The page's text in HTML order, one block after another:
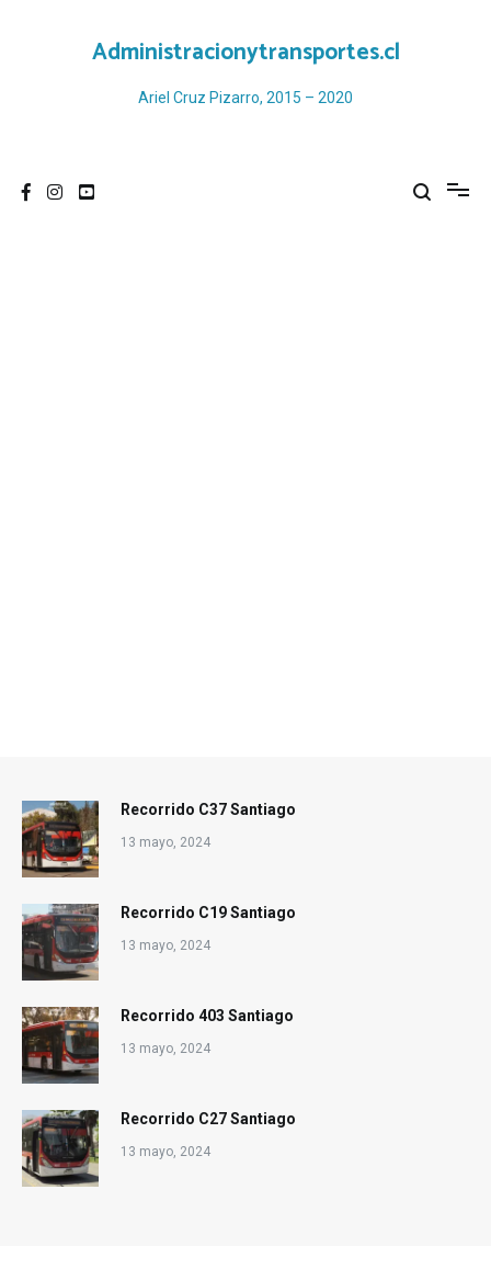
Administracionytransportes.cl
Ariel Cruz Pizarro, 2015 – 2020
Recorrido C37 Santiago
13 mayo, 2024
Recorrido C19 Santiago
13 mayo, 2024
Recorrido 403 Santiago
13 mayo, 2024
Recorrido C27 Santiago
13 mayo, 2024